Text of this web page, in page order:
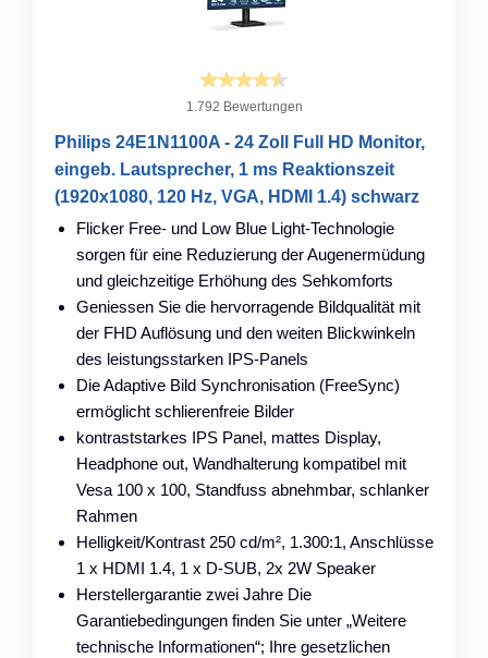
1.792 Bewertungen
Philips 24E1N1100A - 24 Zoll Full HD Monitor,
eingeb. Lautsprecher, 1 ms Reaktionszeit
(1920x1080, 120 Hz, VGA, HDMI 1.4) schwarz
Flicker Free- und Low Blue Light-Technologie
sorgen für eine Reduzierung der Augenermüdung
und gleichzeitige Erhöhung des Sehkomforts
Geniessen Sie die hervorragende Bildqualität mit
der FHD Auflösung und den weiten Blickwinkeln
des leistungsstarken IPS-Panels
Die Adaptive Bild Synchronisation (FreeSync)
ermöglicht schlierenfreie Bilder
kontraststarkes IPS Panel, mattes Display,
Headphone out, Wandhalterung kompatibel mit
Vesa 100 x 100, Standfuss abnehmbar, schlanker
Rahmen
Helligkeit/Kontrast 250 cd/m², 1.300:1, Anschlüsse
1 x HDMI 1.4, 1 x D-SUB, 2x 2W Speaker
Herstellergarantie zwei Jahre Die
Garantiebedingungen finden Sie unter „Weitere
technische Informationen“; Ihre gesetzlichen